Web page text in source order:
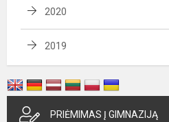
2020
2019
PRIĖMIMAS Į GIMNAZIJĄ